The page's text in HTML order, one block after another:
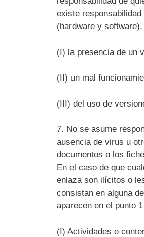
existe
(hardware y
(I) la presencia de un
(II) un mal
(III) del uso de
7. No se asume
ausencia de virus u
documentos o los
En el caso de que
enlaza son ilícitos o
consistan en alguna
aparecen en el punto
(I) Actividades o